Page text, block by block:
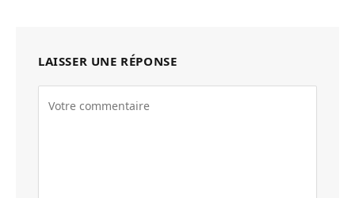
LAISSER UNE RÉPONSE